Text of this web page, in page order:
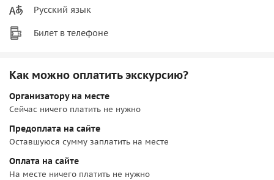
Русский язык
Билет в телефоне
Как можно оплатить экскурсию?
Организатору на месте
Сейчас ничего платить не нужно
Предоплата на сайте
Оставшуюся сумму заплатить на месте
Оплата на сайте
На месте ничего платить не нужно